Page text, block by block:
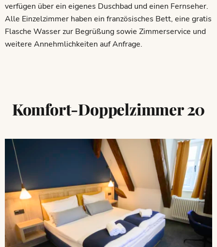
verfügen über ein eigenes Duschbad und einen Fernseher.
Alle Einzelzimmer haben ein französisches Bett, eine gratis
Flasche Wasser zur Begrüßung sowie Zimmerservice und
weitere Annehmlichkeiten auf Anfrage.
Komfort-Doppelzimmer 20